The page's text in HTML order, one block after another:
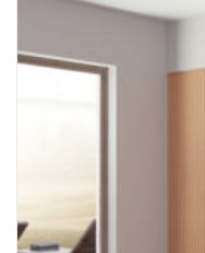
på
varesiden